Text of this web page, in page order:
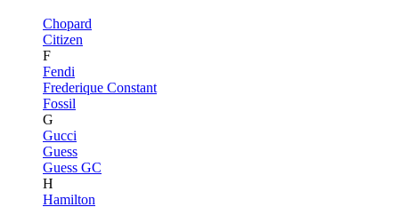
Chopard
Citizen
F
Fendi
Frederique Constant
Fossil
G
Gucci
Guess
Guess GC
H
Hamilton